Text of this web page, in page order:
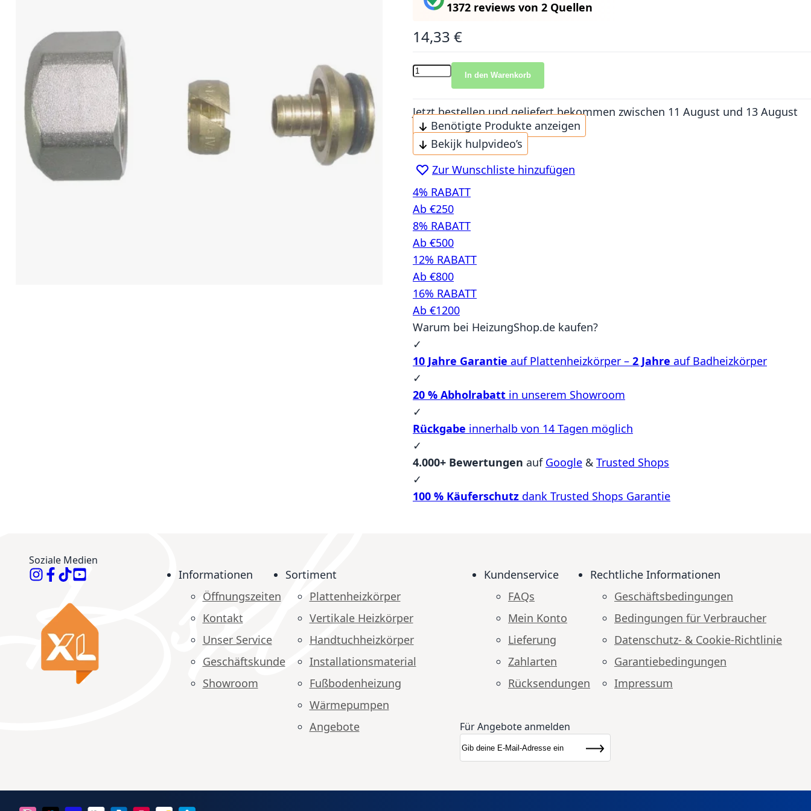
1372 reviews von 2 Quellen
14,33 €
In den Warenkorb
Jetzt bestellen und geliefert bekommen zwischen 11 August und 13 August
Benötigte Produkte anzeigen
Bekijk hulpvideo’s
Zur Wunschliste hinzufügen
4% RABATT
Ab €250
8% RABATT
Ab €500
12% RABATT
Ab €800
16% RABATT
Ab €1200
Warum bei HeizungShop.de kaufen?
✓
10 Jahre Garantie auf Plattenheizkörper – 2 Jahre auf Badheizkörper
✓
20 % Abholrabatt in unserem Showroom
✓
Rückgabe innerhalb von 14 Tagen möglich
✓
4.000+ Bewertungen auf Google & Trusted Shops
✓
100 % Käuferschutz dank Trusted Shops Garantie
Soziale Medien
Informationen
Öffnungszeiten
Kontakt
Unser Service
Geschäftskunde
Showroom
Sortiment
Plattenheizkörper
Vertikale Heizkörper
Handtuchheizkörper
Installationsmaterial
Fußbodenheizung
Wärmepumpen
Angebote
Kundenservice
FAQs
Mein Konto
Lieferung
Zahlarten
Rücksendungen
Rechtliche Informationen
Geschäftsbedingungen
Bedingungen für Verbraucher
Datenschutz- & Cookie-Richtlinie
Garantiebedingungen
Impressum
Für Angebote anmelden
Newsletter
Abonnieren